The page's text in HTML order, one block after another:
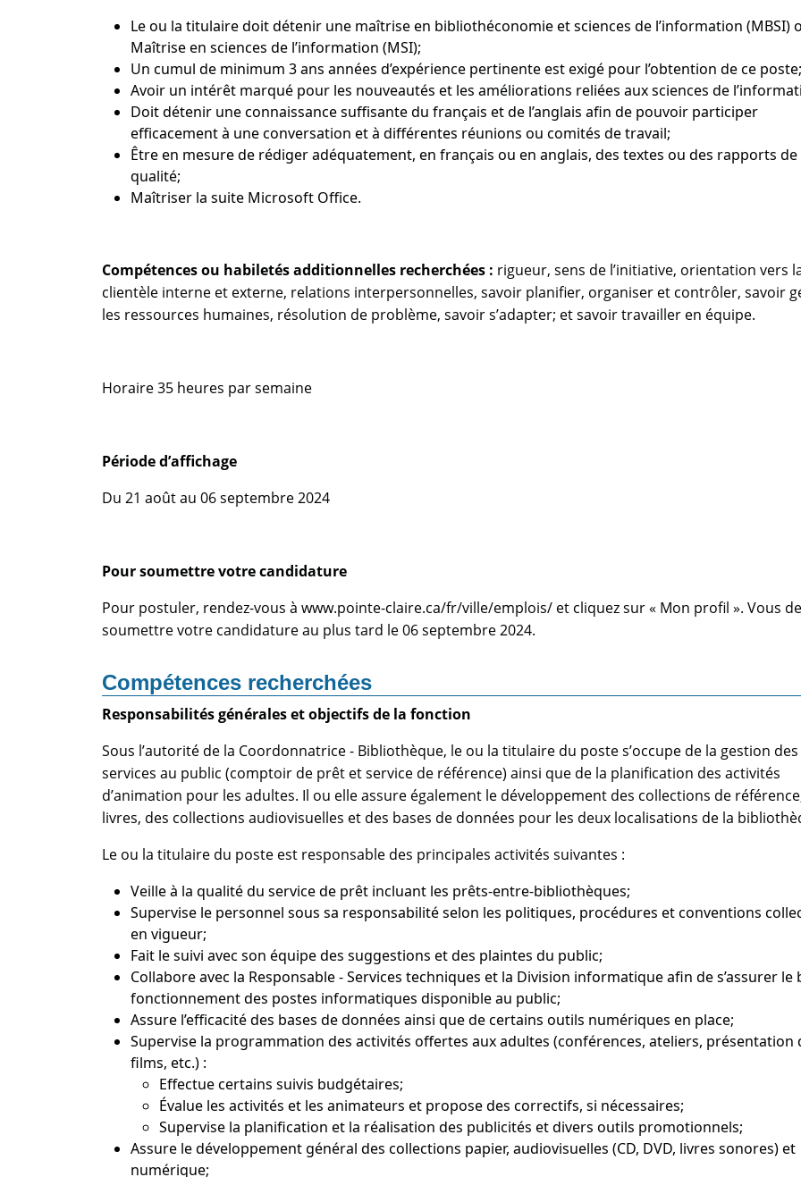
Le ou la titulaire doit détenir une maîtrise en bibliothéconomie et sciences de l’information (MBSI)
Maîtrise en sciences de l’information (MSI);
Un cumul de minimum 3 ans années d’expérience pertinente est exigé pour l’obtention de ce poste;
Avoir un intérêt marqué pour les nouveautés et les améliorations reliées aux sciences de
Doit détenir une connaissance suffisante du français et de l’anglais afin de pouvoir participer
efficacement à une conversation et à différentes réunions ou comités de travail;
Être en mesure de rédiger adéquatement, en français ou en anglais, des textes ou des rapports de
qualité;
Maîtriser la suite Microsoft Office.
Compétences ou habiletés additionnelles recherchées : rigueur, sens de l’initiative, orientation vers
clientèle interne et externe, relations interpersonnelles, savoir planifier, organiser et contrôler, savoir
les ressources humaines, résolution de problème, savoir s’adapter; et savoir travailler en équipe.
Horaire 35 heures par semaine
Période d’affichage
Du 21 août au 06 septembre 2024
Pour soumettre votre candidature
Pour postuler, rendez-vous à www.pointe-claire.ca/fr/ville/emplois/ et cliquez sur « Mon profil ». Vous
soumettre votre candidature au plus tard le 06 septembre 2024.
Compétences recherchées
Responsabilités générales et objectifs de la fonction
Sous l’autorité de la Coordonnatrice - Bibliothèque, le ou la titulaire du poste s’occupe de la gestion des
services au public (comptoir de prêt et service de référence) ainsi que de la planification des activités
d’animation pour les adultes. Il ou elle assure également le développement des collections de
livres, des collections audiovisuelles et des bases de données pour les deux localisations de la
Le ou la titulaire du poste est responsable des principales activités suivantes :
Veille à la qualité du service de prêt incluant les prêts-entre-bibliothèques;
Supervise le personnel sous sa responsabilité selon les politiques, procédures et conventions
en vigueur;
Fait le suivi avec son équipe des suggestions et des plaintes du public;
Collabore avec la Responsable - Services techniques et la Division informatique afin de s’assurer le
fonctionnement des postes informatiques disponible au public;
Assure l’efficacité des bases de données ainsi que de certains outils numériques en place;
Supervise la programmation des activités offertes aux adultes (conférences, ateliers, présentation
films, etc.) :
Effectue certains suivis budgétaires;
Évalue les activités et les animateurs et propose des correctifs, si nécessaires;
Supervise la planification et la réalisation des publicités et divers outils promotionnels;
Assure le développement général des collections papier, audiovisuelles (CD, DVD, livres sonores) et
numérique;